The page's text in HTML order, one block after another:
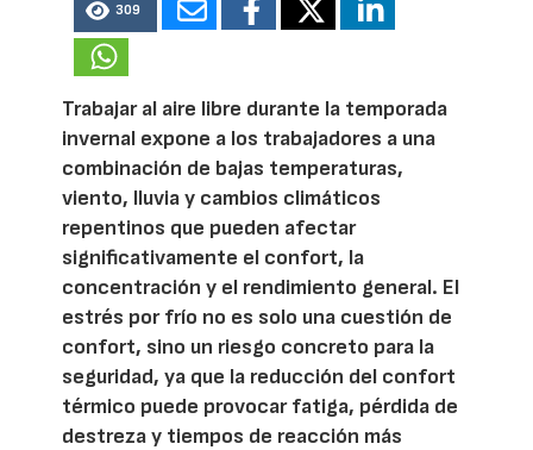
309
Trabajar al aire libre durante la temporada
invernal expone a los trabajadores a una
combinación de bajas temperaturas,
viento, lluvia y cambios climáticos
repentinos que pueden afectar
significativamente el confort, la
concentración y el rendimiento general. El
estrés por frío no es solo una cuestión de
confort, sino un riesgo concreto para la
seguridad, ya que la reducción del confort
térmico puede provocar fatiga, pérdida de
destreza y tiempos de reacción más